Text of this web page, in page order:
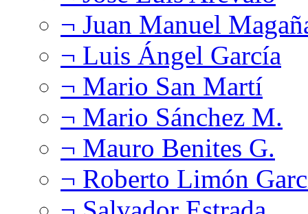
¬ Juan Manuel
¬ Luis Ángel García
¬ Mario San Martí
¬ Mario Sánchez M.
¬ Mauro Benites G.
¬ Roberto Limón